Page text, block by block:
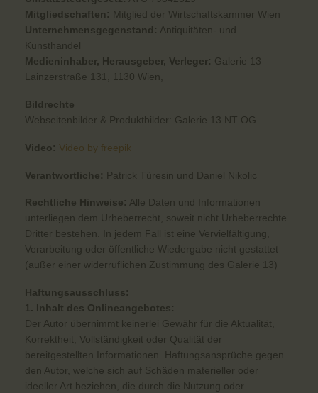
Mitgliedschaften: Mitglied der Wirtschaftskammer Wien
Unternehmensgegenstand: Antiquitäten- und
Kunsthandel
Medieninhaber, Herausgeber, Verleger: Galerie 13
Lainzerstraße 131, 1130 Wien,
Bildrechte
Webseitenbilder & Produktbilder: Galerie 13 NT OG
Video: Video by freepik
Verantwortliche: Patrick Türesin und Daniel Nikolic
Rechtliche Hinweise: Alle Daten und Informationen
unterliegen dem Urheberrecht, soweit nicht Urheberrechte
Dritter bestehen. In jedem Fall ist eine Vervielfältigung,
Verarbeitung oder öffentliche Wiedergabe nicht gestattet
(außer einer widerruflichen Zustimmung des Galerie 13)
Haftungsausschluss:
1. Inhalt des Onlineangebotes:
Der Autor übernimmt keinerlei Gewähr für die Aktualität,
Korrektheit, Vollständigkeit oder Qualität der
bereitgestellten Informationen. Haftungsansprüche gegen
den Autor, welche sich auf Schäden materieller oder
ideeller Art beziehen, die durch die Nutzung oder